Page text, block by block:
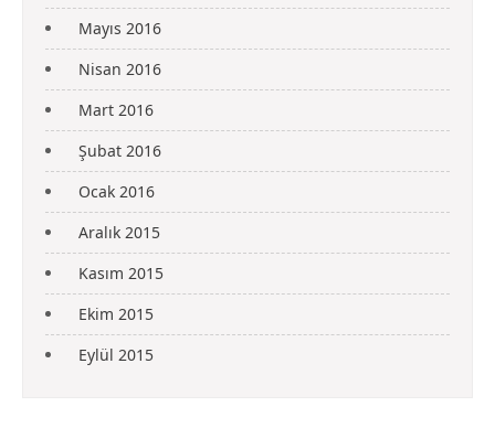
Mayıs 2016
Nisan 2016
Mart 2016
Şubat 2016
Ocak 2016
Aralık 2015
Kasım 2015
Ekim 2015
Eylül 2015